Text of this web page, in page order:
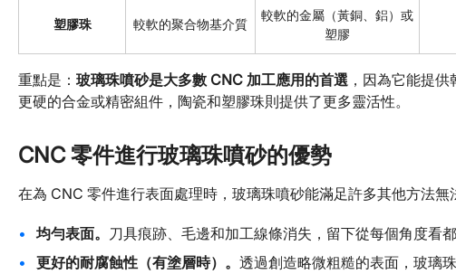
塑膠珠 較軟的聚合物基介質
較軟的金屬（黃銅、鋁）或
塑膠
重點是： 玻璃珠噴砂是大多數 CNC 加工應用的首選 ，因為它能提
更硬的合金或精密組件，陶瓷和塑膠珠則提供了更多靈活性。
CNC 零件進行玻璃珠噴砂的優勢
在為 CNC 零件進行表面處理時，玻璃珠噴砂能滿足許多其他方法
均勻表面。 刀具痕跡、毛邊和加工線條消失，留下從每個角度看
更好的耐腐蝕性（有塗層時）。 透過創造略微粗糙的表面，玻璃